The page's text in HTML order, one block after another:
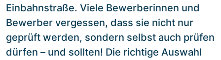
Einbahnstraße. Viele Bewerberinnen und
Bewerber vergessen, dass sie nicht nur
geprüft werden, sondern selbst auch prüfen
dürfen – und sollten! Die richtige Auswahl